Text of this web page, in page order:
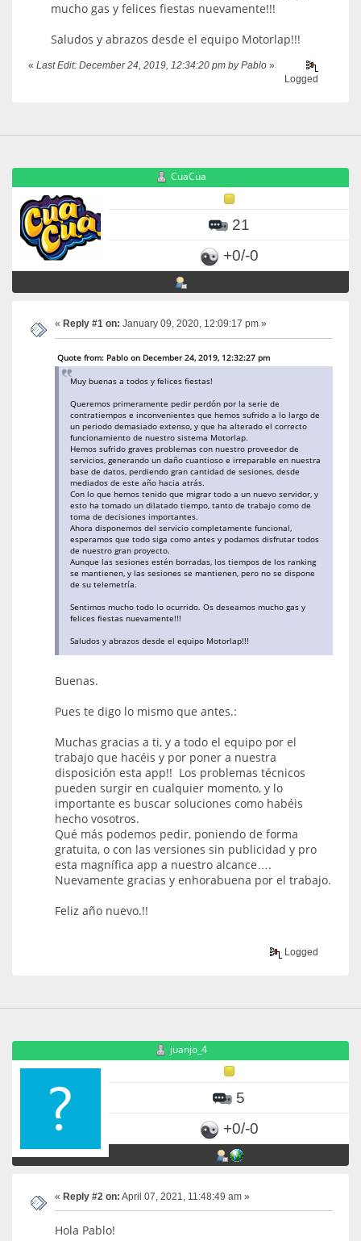
mucho gas y felices fiestas nuevamente!!!
Saludos y abrazos desde el equipo Motorlap!!!
« Last Edit: December 24, 2019, 12:34:20 pm by Pablo »
Logged
CuaCua
21
+0/-0
« Reply #1 on: January 09, 2020, 12:09:17 pm »
Quote from: Pablo on December 24, 2019, 12:32:27 pm
Muy buenas a todos y felices fiestas!
Queremos primeramente pedir perdón por la serie de
contratiempos e inconvenientes que hemos sufrido a lo largo de
un periodo demasiado extenso, y que ha alterado el correcto
funcionamiento de nuestro sistema Motorlap.
Hemos sufrido graves problemas con nuestro proveedor de
servicios, generando un daño cuantioso e irreparable en nuestra
base de datos, perdiendo gran cantidad de sesiones, desde
mediados de este año hacia atrás.
Con lo que hemos tenido que migrar todo a un nuevo servidor, y
esto ha tomado un dilatado tiempo, tanto de trabajo como de
toma de decisiones importantes.
Ahora disponemos del servicio completamente funcional,
esperamos que todo siga como antes y podamos disfrutar todos
de nuestro gran proyecto.
Aunque las sesiones estén borradas, los tiempos de los ranking
se mantienen, y las sesiones se mantienen, pero no se dispone
de su telemetría.
Sentimos mucho todo lo ocurrido. Os deseamos mucho gas y
felices fiestas nuevamente!!!
Saludos y abrazos desde el equipo Motorlap!!!
Buenas.
Pues te digo lo mismo que antes.:
Muchas gracias a ti, y a todo el equipo por el
trabajo que hacéis y por poner a nuestra
disposición esta app!! Los problemas técnicos
pueden surgir en cualquier momento, y lo
importante es buscar soluciones como habéis
hecho vosotros.
Qué más podemos pedir, poniendo de forma
gratuita, o con las versiones sin publicidad y pro
esta magnífica app a nuestro alcance….
Nuevamente gracias y enhorabuena por el trabajo.
Feliz año nuevo.!!
Logged
juanjo_4
5
+0/-0
« Reply #2 on: April 07, 2021, 11:48:49 am »
Hola Pablo!